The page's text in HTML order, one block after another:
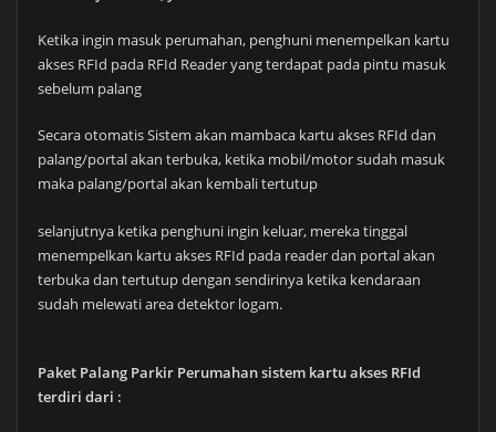
Ketika ingin masuk perumahan, penghuni menempelkan kartu
akses RFId pada RFId Reader yang terdapat pada pintu masuk
sebelum palang
Secara otomatis Sistem akan mambaca kartu akses RFId dan
palang/portal akan terbuka, ketika mobil/motor sudah masuk
maka palang/portal akan kembali tertutup
selanjutnya ketika penghuni ingin keluar, mereka tinggal
menempelkan kartu akses RFId pada reader dan portal akan
terbuka dan tertutup dengan sendirinya ketika kendaraan
sudah melewati area detektor logam.
Paket Palang Parkir Perumahan sistem kartu akses RFId
terdiri dari :